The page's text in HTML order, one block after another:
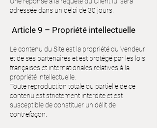
adressée dans un délai de 30 jours.
Article 9 – Propriété intellectuelle
Le contenu du Site est la propriété du Vendeur
et de ses partenaires et est protégé par les lois
françaises et internationales relatives à la
propriété intellectuelle.
Toute reproduction totale ou partielle de ce
contenu est strictement interdite et est
susceptible de constituer un délit de
contrefaçon.